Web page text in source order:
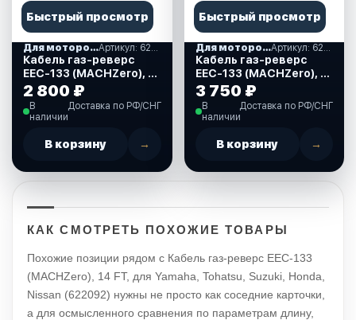
Быстрый просмотр
Для моторов Yamaha, Suzuki, Tohatsu Артикул: 622090
Кабель газ-реверс
EEC-133 (MACHZero), 12
FT, для Yamaha,
Tohatsu, Suzuki, Honda,
Nissan (622090)
2 800 ₽
В
наличии
Доставка по РФ/СНГ
В корзину →
Быстрый просмотр
Для моторов Yamaha, Suzuki, Tohatsu Артикул: 622190
Кабель газ-реверс
EEC-133 (MACHZero), 21
FT, для Yamaha,
Tohatsu, Suzuki, Honda,
Nissan (622190)
3 750 ₽
В
наличии
Доставка по РФ/СНГ
В корзину →
КАК СМОТРЕТЬ ПОХОЖИЕ ТОВАРЫ
Похожие позиции рядом с Кабель газ-реверс EEC-133
(MACHZero), 14 FT, для Yamaha, Tohatsu, Suzuki, Honda,
Nissan (622092) нужны не просто как соседние карточки,
а для осмысленного сравнения по параметрам длину,